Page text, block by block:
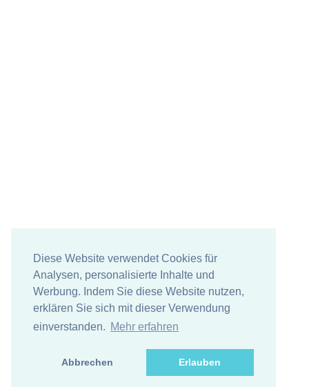
Diese Website verwendet Cookies für
Analysen, personalisierte Inhalte und
Werbung. Indem Sie diese Website nutzen,
erklären Sie sich mit dieser Verwendung
einverstanden. Mehr erfahren
Abbrechen Erlauben